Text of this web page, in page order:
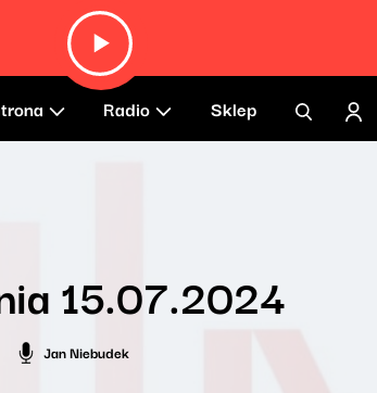
Radio Sklep
15.07.2024
Jan Niebudek